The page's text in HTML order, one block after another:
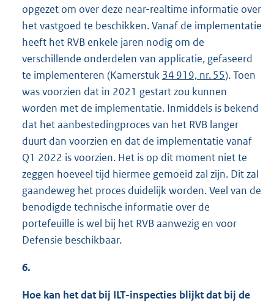
opgezet om over deze near-realtime informatie over
het vastgoed te beschikken. Vanaf de implementatie
heeft het RVB enkele jaren nodig om de
verschillende onderdelen van applicatie, gefaseerd
te implementeren (Kamerstuk 34 919, nr. 55). Toen
was voorzien dat in 2021 gestart zou kunnen
worden met de implementatie. Inmiddels is bekend
dat het aanbestedingproces van het RVB langer
duurt dan voorzien en dat de implementatie vanaf
Q1 2022 is voorzien. Het is op dit moment niet te
zeggen hoeveel tijd hiermee gemoeid zal zijn. Dit zal
gaandeweg het proces duidelijk worden. Veel van de
benodigde technische informatie over de
portefeuille is wel bij het RVB aanwezig en voor
Defensie beschikbaar.
6.
Hoe kan het dat bij ILT-inspecties blijkt dat bij de